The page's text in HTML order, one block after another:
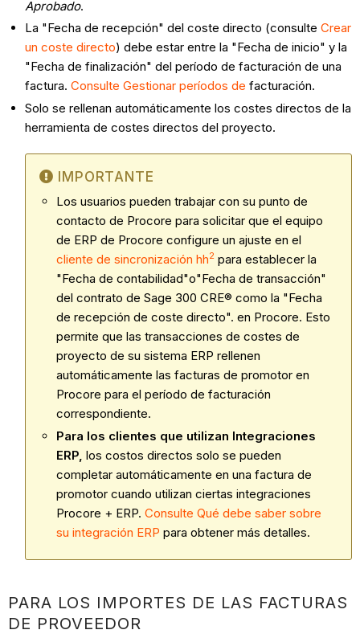
Aprobado.
La "Fecha de recepción" del coste directo (consulteCrear
un coste directo) debe estar entre la "Fecha de inicio" y la
"Fecha de finalización" del período de facturación de una
factura.Consulte Gestionar períodos de facturación.
Solo se rellenan automáticamente los costes directos de la
herramienta de costes directos del proyecto.
IMPORTANTE
Los usuarios pueden trabajar con su punto de
contacto de Procore para solicitar que el equipo
de ERP de Procore configure un ajuste en el
cliente de sincronización hh2 para establecer la
"Fecha de contabilidad"o"Fecha de transacción"
del contrato de Sage 300 CRE® como la "Fecha
de recepción de coste directo". en Procore. Esto
permite que las transacciones de costes de
proyecto de su sistema ERP rellenen
automáticamente las facturas de promotor en
Procore para el período de facturación
correspondiente.
Para los clientes que utilizan Integraciones
ERP, los costos directos solo se pueden
completar automáticamente en una factura de
promotor cuando utilizan ciertas integraciones
Procore + ERP.Consulte Qué debe saber sobre
su integración ERP para obtener más detalles.
PARA LOS IMPORTES DE LAS FACTURAS
DE PROVEEDOR